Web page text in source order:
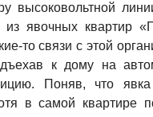
высоковольтной
явочных квартир
то связи с этой
к дому на
Поняв, что
в самой квартире